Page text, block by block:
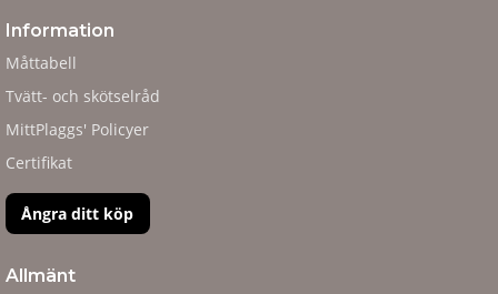
Information
Måttabell
Tvätt- och skötselråd
MittPlaggs' Policyer
Certifikat
Ångra ditt köp
Allmänt